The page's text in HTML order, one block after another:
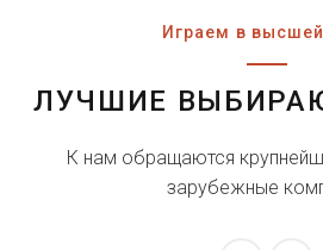
Играем в
ЛУЧШИЕ
К нам обращаются
зарубежные